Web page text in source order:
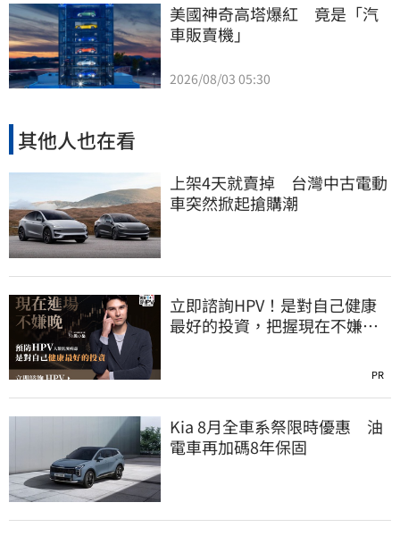
美國神奇高塔爆紅　竟是「汽
車販賣機」
2026/08/03 05:30
其他人也在看
上架4天就賣掉 台灣中古電動
車突然掀起搶購潮
立即諮詢HPV！是對自己健康
最好的投資，把握現在不嫌
PR
Kia 8月全車系祭限時優惠 油
電車再加碼8年保固